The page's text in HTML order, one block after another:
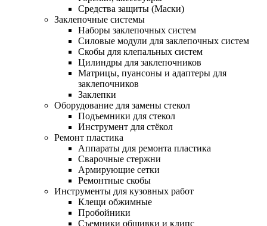
Средства защиты (Маски)
Заклепочные системы
Наборы заклепочных систем
Силовые модули для заклепочных систем
Скобы для клепальных систем
Цилиндры для заклепочников
Матрицы, пуансоны и адаптеры для
заклепочников
Заклепки
Оборудование для замены стекол
Подъемники для стекол
Инструмент для стёкол
Ремонт пластика
Аппараты для ремонта пластика
Сварочные стержни
Армирующие сетки
Ремонтные скобы
Инструменты для кузовных работ
Клещи обжимные
Пробойники
Съемники обшивки и клипс